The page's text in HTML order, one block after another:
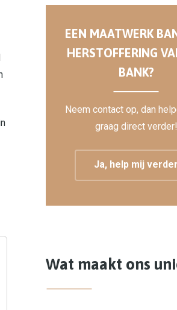
EEN MAATWERK
HERSTOFFERING
BANK?
Neem contact op, dan
graag direct verder!
Ja, help mij verder
Wat maakt ons